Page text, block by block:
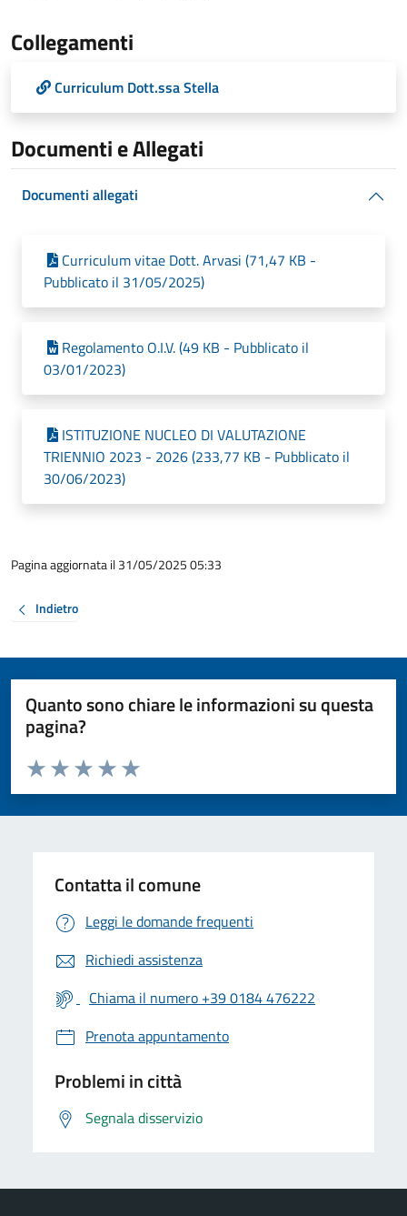
Collegamenti
Curriculum Dott.ssa Stella
Documenti e Allegati
Documenti allegati
Curriculum vitae Dott. Arvasi (71,47 KB -
Pubblicato il 31/05/2025)
Regolamento O.I.V. (49 KB - Pubblicato il
03/01/2023)
ISTITUZIONE NUCLEO DI VALUTAZIONE
TRIENNIO 2023 - 2026 (233,77 KB - Pubblicato il
30/06/2023)
Pagina aggiornata il 31/05/2025 05:33
Indietro
Quanto sono chiare le informazioni su questa
pagina?
Valuta da 1 a 5 stelle la pagina
Valuta 5 stelle su 5
Valuta 4 stelle su 5
Valuta 3 stelle su 5
Valuta 2 stelle su 5
Valuta 1 stelle su 5
Contatta il comune
Leggi le domande frequenti
Richiedi assistenza
Chiama il numero +39 0184 476222
Prenota appuntamento
Problemi in città
Segnala disservizio